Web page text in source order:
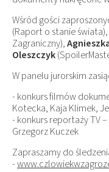
Wśród gości
(Raport o stanie świata),
Zagraniczny),
Oleszczyk
W panelu jurorskim
- konkurs filmów
Kotecka, Kaja Klimek,
- konkurs reportaży TV
Grzegorz Kuczek
Zapraszamy do
-